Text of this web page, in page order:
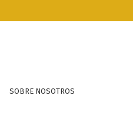
SOBRE NOSOTROS